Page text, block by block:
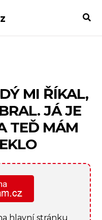
MI ŘÍKAL,
JÁ JE
TEĎ MÁM
hlavní stránku